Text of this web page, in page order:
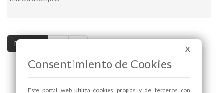
Pag. 1 / 2
A+ A-
X
Consentimiento de Cookies
Este portal web utiliza cookies propias y de terceros con